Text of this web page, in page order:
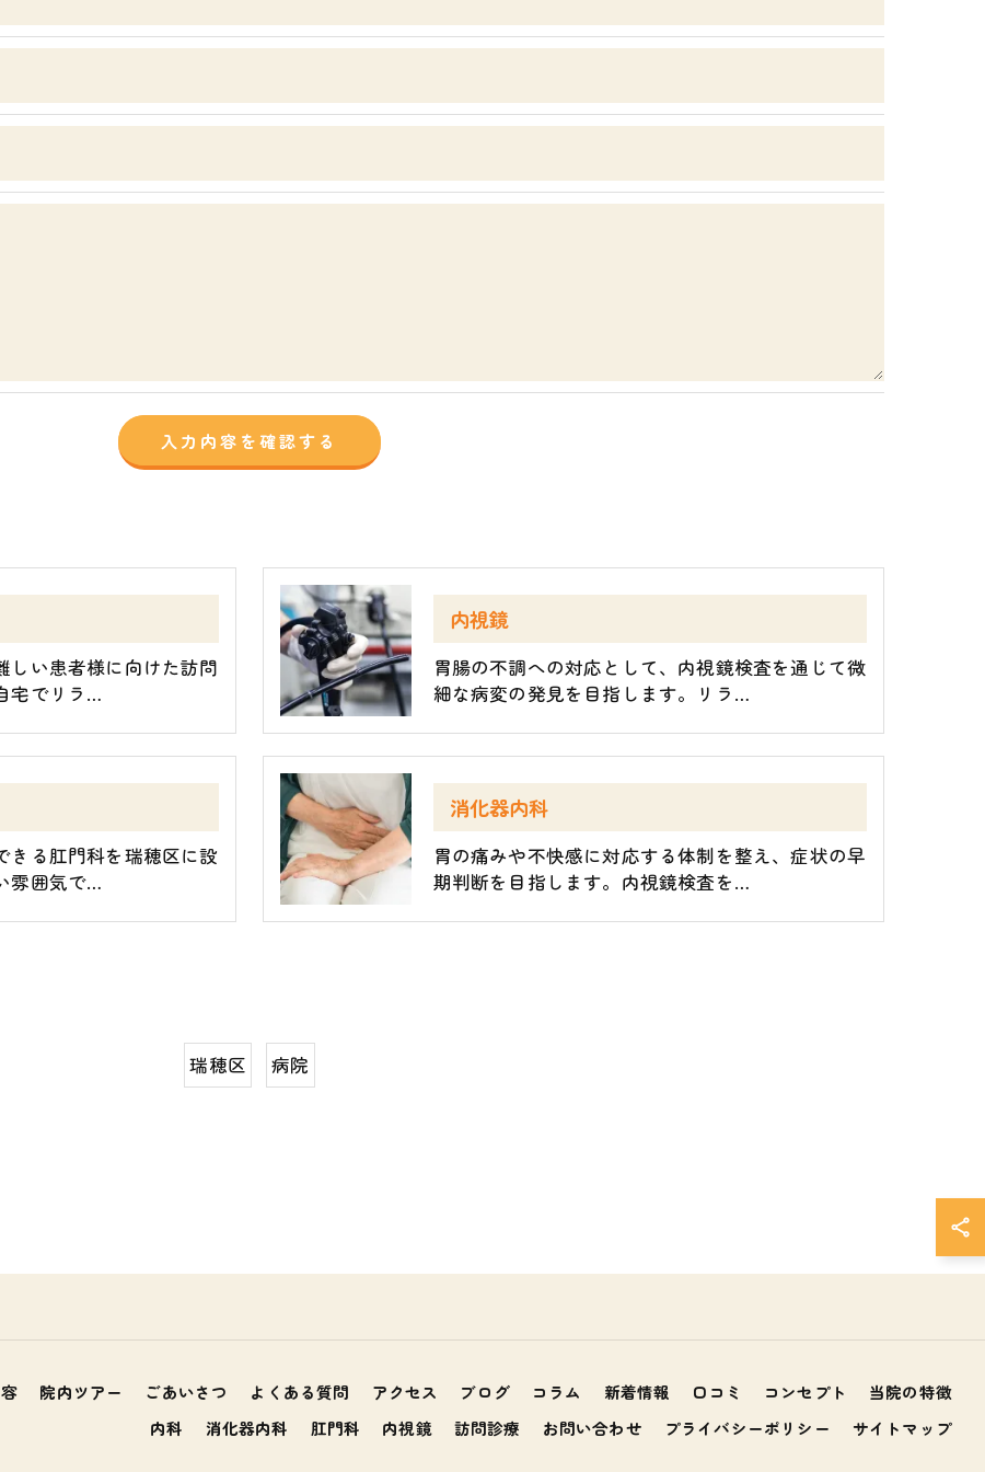
について＞
除・利用停止の手続を定めさせて頂いております。
きます。
手続きにつきましては、お電話でお問合せ下さい。
しい患者様に向けた訪問
宅でリラ…
内視鏡
胃腸の不調への対応として、内視鏡検査を通じて微
細な病変の発見を目指します。リラ…
きる肛門科を瑞穂区に設
雰囲気で…
消化器内科
胃の痛みや不快感に対応する体制を整え、症状の早
期判断を目指します。内視鏡検査を…
瑞穂区 病院
院内ツアー ごあいさつ よくある質問 アクセス ブログ コラム 新着情報 口コミ コンセプト
当院の特徴
内科
消化器内科 肛門科 内視鏡 訪問診療 お問い合わせ プライバシーポリシー サイトマップ